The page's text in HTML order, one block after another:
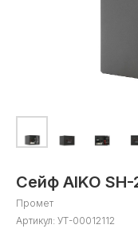
Сейф AIKO SH-
Промет
Артикул: УТ-00012112